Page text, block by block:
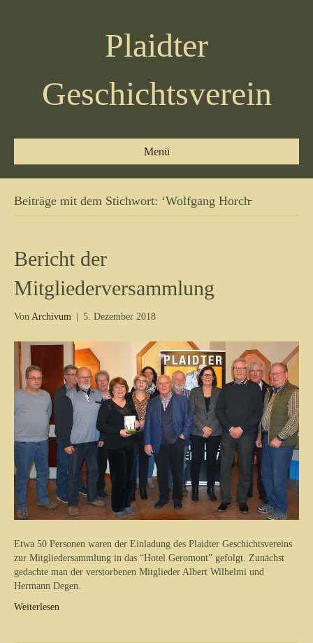
Plaidter
Geschichtsverein
Menü
Beiträge mit dem Stichwort: ‘Wolfgang Horch̵
Bericht der
Mitgliederversammlung
Von Archivum 5. Dezember 2018
Etwa 50 Personen waren der Einladung des Plaidter Geschichtsvereins
zur Mitgliedersammlung in das “Hotel Geromont” gefolgt. Zunächst
gedachte man der verstorbenen Mitglieder Albert Wilhelmi und
Hermann Degen.
Weiterlesen